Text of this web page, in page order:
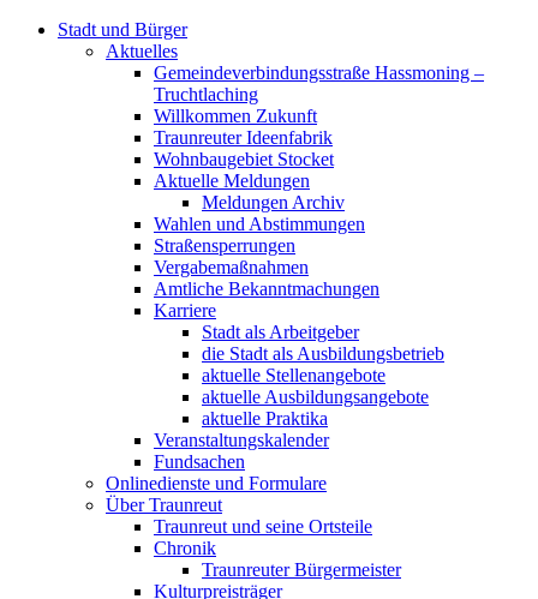
Stadt und Bürger
Aktuelles
Gemeindeverbindungsstraße Hassmoning –
Truchtlaching
Willkommen Zukunft
Traunreuter Ideenfabrik
Wohnbaugebiet Stocket
Aktuelle Meldungen
Meldungen Archiv
Wahlen und Abstimmungen
Straßensperrungen
Vergabemaßnahmen
Amtliche Bekanntmachungen
Karriere
Stadt als Arbeitgeber
die Stadt als Ausbildungsbetrieb
aktuelle Stellenangebote
aktuelle Ausbildungsangebote
aktuelle Praktika
Veranstaltungskalender
Fundsachen
Onlinedienste und Formulare
Über Traunreut
Traunreut und seine Ortsteile
Chronik
Traunreuter Bürgermeister
Kulturpreisträger